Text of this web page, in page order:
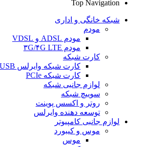
Top Navigation
شبکه خانگی و اداری
مودم
مودم ADSL و VDSL
مودم ۳G/۴G LTE
کارت شبکه
کارت شبکه وایرلس USB
کارت شبکه PCIe
لوازم جانبی شبکه
سوییچ شبکه
روتر و اکسس پوینت
توسعه دهنده وایرلس
لوازم جانبی کامپیوتر
موس و کیبورد
موس